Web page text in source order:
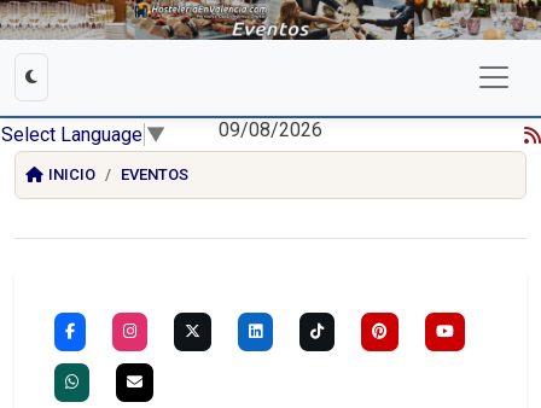
Select Language ▼ 09/08/2026
INICIO EVENTOS